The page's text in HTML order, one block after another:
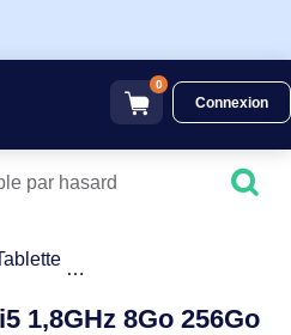
0
Connexion
1,8GHz 8Go 256Go